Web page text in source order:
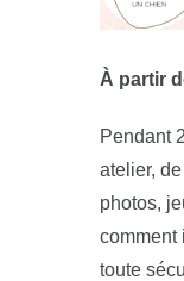
À partir
Pendant
atelier,
photos,
comment
toute